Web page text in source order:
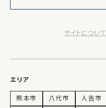
サイトについて
エリア
熊本市 八代市 人吉市